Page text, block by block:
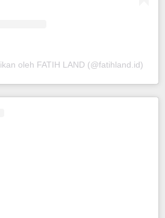
oleh FATIH LAND (@fatihland.id)